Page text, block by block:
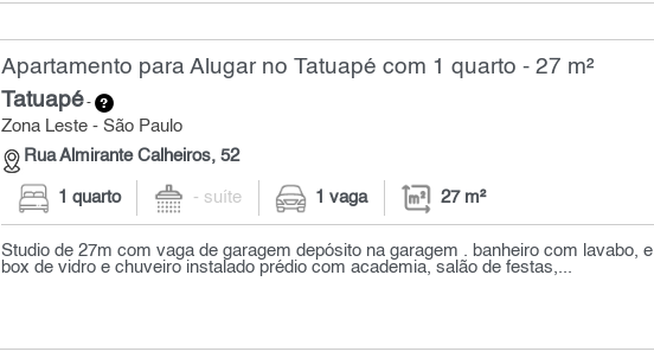
Apartamento para Alugar no Tatuapé com 1 quarto - 27 m²
Tatuapé-
Zona Leste - São Paulo
Rua Almirante Calheiros, 52
1 quarto - suíte 1 vaga 27 m²
Studio de 27m com vaga de garagem depósito na garagem . banheiro com lavabo, e
box de vidro e chuveiro instalado prédio com academia, salão de festas,...